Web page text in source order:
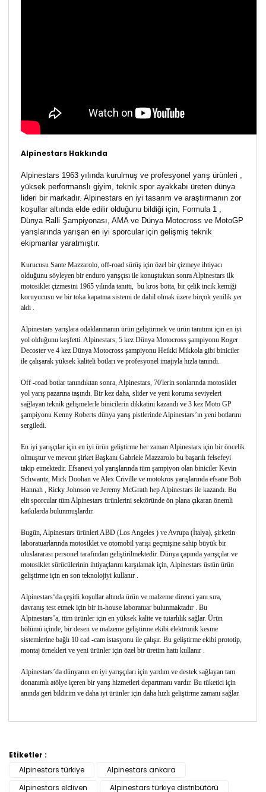
Alpinestars Hakkında
Alpinestars 1963 yılında kurulmuş ve profesyonel yarış ürünleri ,
yüksek performanslı giyim, teknik spor ayakkabı üreten dünya
lideri bir markadır. Alpinestars en iyi tasarım ve araştırmanın zor
koşullar altında elde edilir olduğunu bildiği için, Formula 1 ,
Dünya Ralli Şampiyonası, AMA ve Dünya Motocross ve MotoGP
yarışlarında yarışan en iyi sporcular için gelişmiş teknik
ekipmanlar yaratmıştır.
Kurucusu Sante Mazzarolo, off-road sürüş için özel bir çizmeye ihtiyacı
olduğunu söyleyen bir enduro yarışçısı ile konuştuktan sonra Alpinestars ilk
motosiklet çizmesini 1965 yılında tanıttı, bu kros botta, bir çelik incik kemiği
koruyucusu ve bir toka kapatma sistemi de dahil olmak üzere birçok yenilik yer
aldı .
Alpinestars yarışlara odaklanmanın ürün geliştirmek ve ürün tanıtımı için en iyi
yol olduğunu keşfetti. Alpinestars, 5 kez Dünya Motocross şampiyonu Roger
Decoster ve 4 kez Dünya Motocross şampiyonu Heikki Mikkola gibi biniciler
ile çalışarak yüksek kaliteli botları ve profesyonel imajıyla hızla tanındı.
Off -road botlar tanındıktan sonra, Alpinestars, 70'lerin sonlarında motosiklet
yol yarış pazarına taşındı. Bir kez daha, slider ve yeni koruma seviyeleri
sağlayan teknik gelişmelerle binicilerin dikkatini kazandı ve 3 kez Moto GP
şampiyonu Kenny Roberts dünya yarış pistlerinde Alpinestars’ın yeni botlarını
sergiledi.
En iyi yarışçılar için en iyi ürün geliştirme her zaman Alpinestars için bir öncelik
olmuştur ve mevcut şirket Başkanı Gabriele Mazzarolo bu başarılı felsefeyi
takip etmektedir. Efsanevi yol yarışlarında tüm şampiyon olan biniciler Kevin
Schwantz, Mick Doohan ve Alex Criville ve motokros yarışlarında efsane Bob
Hannah , Ricky Johnson ve Jeremy McGrath hep Alpinestars ile kazandı. Bu
elit sporcular tüm Alpinestars ürünlerini sektöründe ön plana çıkaran önemli
katkılarda bulunmuşlardır.
Bugün, Alpinestars ürünleri ABD (Los Angeles ) ve Avrupa (İtalya), şirketin
laboratuarlarında motosiklet ve otomobil yarışı geçmişine sahip büyük bir
uluslararası personel tarafından geliştirilmektedir. Dünya çapında yarışçılar ve
motosiklet sürücülerinin ihtiyaçlarını karşılamak için, Alpinestars üstün ürün
geliştirme için en son teknolojiyi kullanır .
Alpinestars‘da çeşitli koşullar altında ürün ve malzeme direnci yanı sıra,
davranış test etmek için bir in-house laboratuar bulunmaktadır . Bu
Alpinestars’a, tüm ürünler için en yüksek kalite ve tutarlılık sağlar. Ürün
bölümü içinde, bir desen ve malzeme geliştirme ekibi elektronik kesme
sistemlerine bağlı 10 cad -cam istasyonu ile çalışır. Bu geliştirme ekibi prototip,
montaj örnekleri ve yeni ürünler için özel bir üretim hattı kullanır .
Alpinestars’da dünyanın en iyi yarışçıları için yardım ve destek sağlayan tam
donanımlı atölye içeren bir yarış hizmetleri departmanı vardır. Bu tüketici için
anında geri bildirim ve daha iyi ürünler için daha hızlı geliştirme zamanı sağlar.
diğer konularda yetersiz gördüğünüz noktaları öneri
Görüş ve önerileriniz için teşekkür ederiz.
Etiketler :
Alpinestars türkiye
Alpinestars ankara
Alpinestars eldiven
Alpinestars türkiye distribütörü